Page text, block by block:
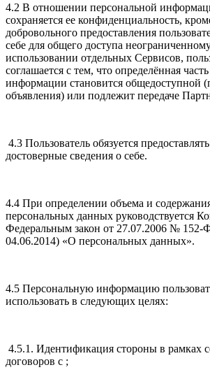
4.2 В отношении персональной
сохраняется ее конфиденциальность,
добровольного предоставления
себе для общего доступа
использовании отдельных Сервисов,
соглашается с тем, что определённая
информации становится общедоступной
объявления) или подлежит передаче
4.3 Пользователь обязуется
достоверные сведения о себе.
4.4 При определении объема и
персональных данных руководствуется
Федеральным закон от 27.07.2006 № 152-
04.06.2014) «О персональных данных».
4.5 Персональную информацию
использовать в следующих целях:
4.5.1. Идентификация стороны в рамках
договоров с ;